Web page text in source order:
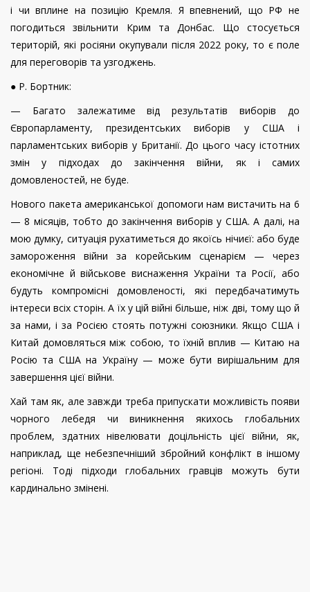
і чи вплине на позицію Кремля. Я впевнений, що РФ не
погодиться звільнити Крим та Донбас. Що стосується
територій, які росіяни окупували після 2022 року, то є поле
для переговорів та узгоджень.
● Р. Бортник:
— Багато залежатиме від результатів виборів до
Європарламенту, президентських виборів у США і
парламентських виборів у Британії. До цього часу істотних
змін у підходах до закінчення війни, як і самих
домовленостей, не буде.
Нового пакета американської допомоги нам вистачить на 6
— 8 місяців, тобто до закінчення виборів у США. А далі, на
мою думку, ситуація рухатиметься до якоїсь нічиєї: або буде
замороження війни за корейським сценарієм — через
економічне й військове виснаження України та Росії, або
будуть компромісні домовленості, які передбачатимуть
інтереси всіх сторін. А їх у цій війні більше, ніж дві, тому що й
за нами, і за Росією стоять потужні союзники. Якщо США і
Китай домовляться між собою, то їхній вплив — Китаю на
Росію та США на Україну — може бути вирішальним для
завершення цієї війни.
Хай там як, але завжди треба припускати можливість появи
чорного лебедя чи виникнення якихось глобальних
проблем, здатних нівелювати доцільність цієї війни, як,
наприклад, ще небезпечніший збройний конфлікт в іншому
регіоні. Тоді підходи глобальних гравців можуть бути
кардинально змінені.